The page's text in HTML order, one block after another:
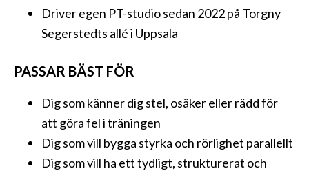
Driver egen PT-studio sedan 2022 på Torgny
Segerstedts allé i Uppsala
PASSAR BÄST FÖR
Dig som känner dig stel, osäker eller rädd för
att göra fel i träningen
Dig som vill bygga styrka och rörlighet parallellt
Dig som vill ha ett tydligt, strukturerat och